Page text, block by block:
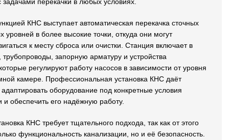
КНС выступает автоматическая перекачка сточных
уровней в более высокие точки, откуда они могут
к месту сброса или очистки. Станция включает в
запорную арматуру и устройства
регулируют работу насосов в зависимости от уровня
камере. Профессиональная установка КНС даёт
оборудование под конкретные условия
и обеспечить его надёжную работу.
КНС требует тщательного подхода, так как от этого
функциональность канализации, но и её безопасность.